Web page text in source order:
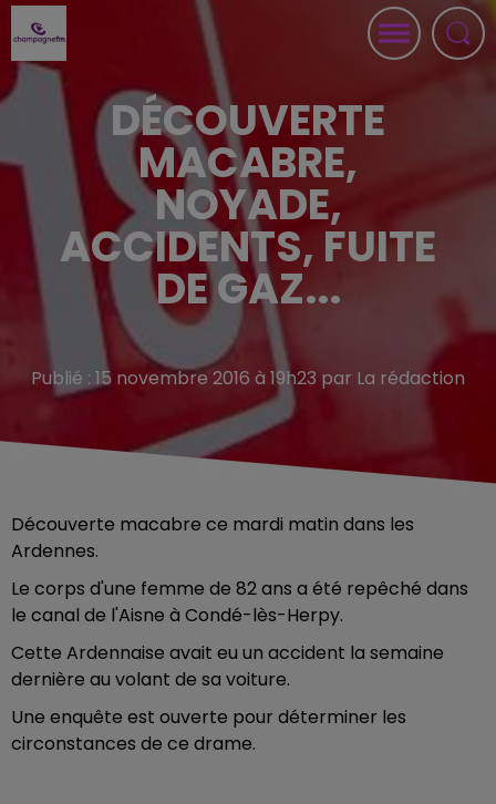
DÉCOUVERTE
MACABRE,
NOYADE,
ACCIDENTS, FUITE
DE GAZ...
Publié : 15 novembre 2016 à 19h23 par La rédaction
Découverte macabre ce mardi matin dans les
Ardennes.
Le corps d'une femme de 82 ans a été repêché dans
le canal de l'Aisne à Condé-lès-Herpy.
Cette Ardennaise avait eu un accident la semaine
dernière au volant de sa voiture.
Une enquête est ouverte pour déterminer les
circonstances de ce drame.